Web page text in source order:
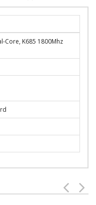
Core, K685 1800Mhz